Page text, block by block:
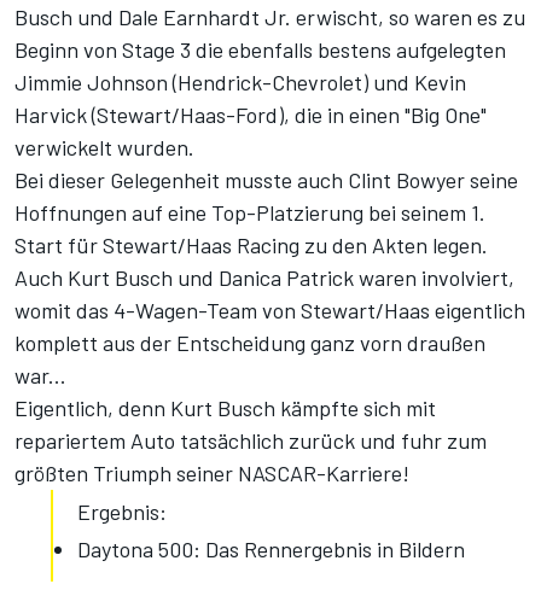
Busch und Dale Earnhardt Jr. erwischt, so waren es zu
Beginn von Stage 3 die ebenfalls bestens aufgelegten
Jimmie Johnson (Hendrick-Chevrolet) und Kevin
Harvick (Stewart/Haas-Ford), die in einen "Big One"
verwickelt wurden.
Bei dieser Gelegenheit musste auch Clint Bowyer seine
Hoffnungen auf eine Top-Platzierung bei seinem 1.
Start für Stewart/Haas Racing zu den Akten legen.
Auch Kurt Busch und Danica Patrick waren involviert,
womit das 4-Wagen-Team von Stewart/Haas eigentlich
komplett aus der Entscheidung ganz vorn draußen
war...
Eigentlich, denn Kurt Busch kämpfte sich mit
repariertem Auto tatsächlich zurück und fuhr zum
größten Triumph seiner NASCAR-Karriere!
Ergebnis:
Daytona 500: Das Rennergebnis in Bildern